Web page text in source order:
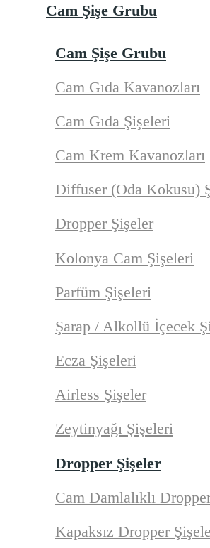
Cam Şişe Grubu
Cam Şişe Grubu
Cam Gıda Kavanozları
Cam Gıda Şişeleri
Cam Krem Kavanozları
Diffuser (Oda Kokusu)
Dropper Şişeler
Kolonya Cam Şişeleri
Parfüm Şişeleri
Şarap / Alkollü İçecek
Ecza Şişeleri
Airless Şişeler
Zeytinyağı Şişeleri
Dropper Şişeler
Cam Damlalıklı
Kapaksız Dropper